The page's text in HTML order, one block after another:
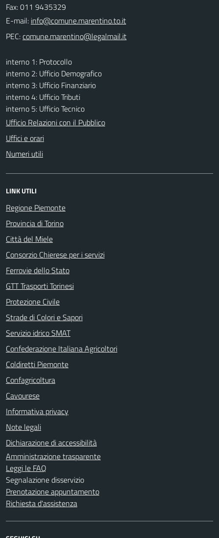
Fax: 011 9435329
E-mail:
PEC:
interno 1: Protocollo
interno 2: Ufficio Demografico
interno 3: Ufficio Finanziario
interno 4: Ufficio Tributi
interno 5: Ufficio Tecnico
Ufficio Relazioni con il Pubblico
Uffici e orari
Numeri utili
LINK UTILI
Regione Piemonte
Provincia di Torino
Città del Miele
Consorzio Chierese per i servizi
Ferrovie dello Stato
GTT Trasporti Torinesi
Protezione Civile
Strade di Colori e Sapori
Servizio idrico SMAT
Confederazione Italiana Agricoltori
Coldiretti Piemonte
Confagricoltura
Cavourese
Informativa privacy
Note legali
Dichiarazione di accessibilità
Amministrazione trasparente
Leggi le FAQ
Segnalazione disservizio
Prenotazione appuntamento
Richiesta d'assistenza